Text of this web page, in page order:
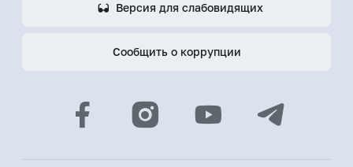
Версия для слабовидящих
Сообщить о коррупции